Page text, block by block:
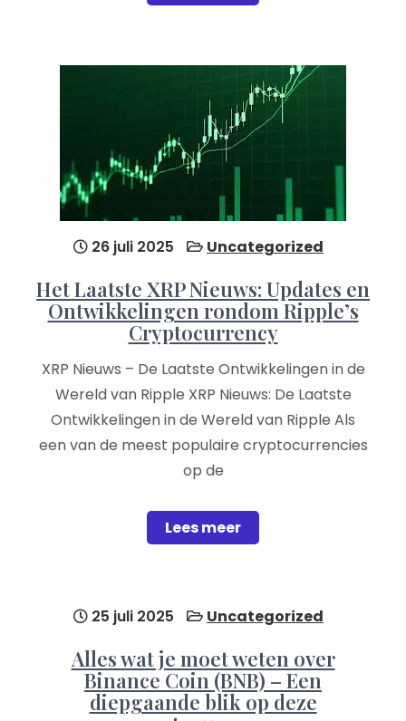
26 juli 2025 Uncategorized
Het Laatste XRP Nieuws: Updates en
Ontwikkelingen rondom Ripple’s
Cryptocurrency
XRP Nieuws – De Laatste Ontwikkelingen in de
Wereld van Ripple XRP Nieuws: De Laatste
Ontwikkelingen in de Wereld van Ripple Als
een van de meest populaire cryptocurrencies
op de
Lees meer
25 juli 2025 Uncategorized
Alles wat je moet weten over
Binance Coin (BNB) – Een
diepgaande blik op deze